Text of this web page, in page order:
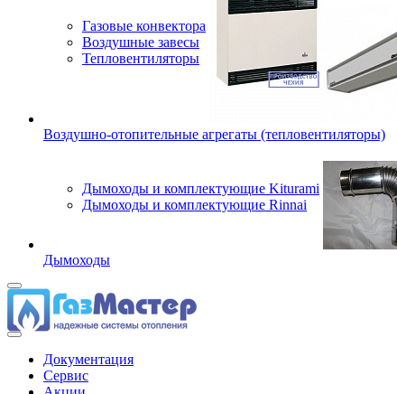
Газовые конвектора
Воздушные завесы
Тепловентиляторы
Воздушно-отопительные агрегаты (тепловентиляторы)
Дымоходы и комплектующие Kiturami
Дымоходы и комплектующие Rinnai
Дымоходы
Документация
Сервис